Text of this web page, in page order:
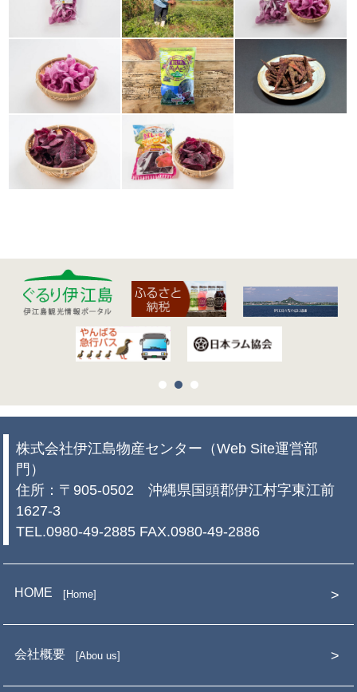
株式会社伊江島物産センター（Web Site運営部
門）
住所：〒905-0502 沖縄県国頭郡伊江村字東江前
1627-3
TEL.0980-49-2885 FAX.0980-49-2886
HOME Home
会社概要 Abou us